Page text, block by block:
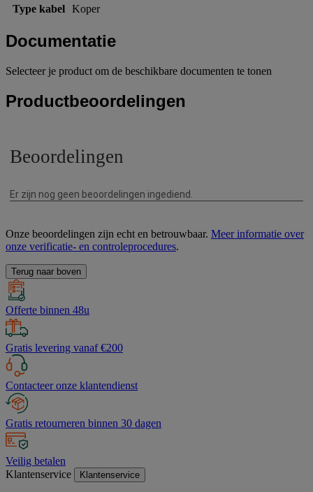
Type kabel
Koper
Documentatie
Selecteer je product om de beschikbare documenten te tonen
Productbeoordelingen
Onze beoordelingen zijn echt en betrouwbaar. Meer informatie over
onze verificatie- en controleprocedures.
Terug naar boven
Offerte binnen 48u
Gratis levering vanaf €200
Contacteer onze klantendienst
Gratis retourneren binnen 30 dagen
Veilig betalen
Klantenservice
Klantenservice